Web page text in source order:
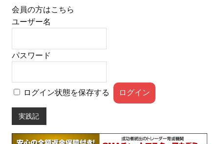
会員の方はこちら
ユーザー名
パスワード
ログイン状態を保存する
実践記